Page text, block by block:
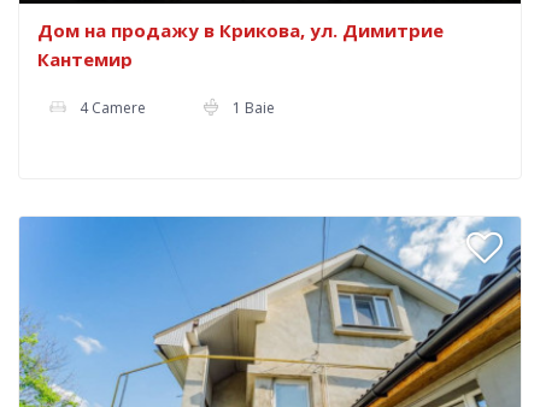
Дом на продажу в Крикова, ул. Димитрие
Кантемир
4 Camere 1 Baie